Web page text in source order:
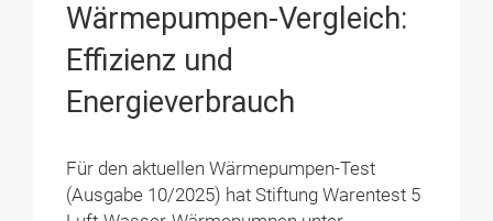
Wärmepumpen-Vergleich:
Effizienz und
Energieverbrauch
Für den aktuellen Wärmepumpen-Test
(Ausgabe 10/2025) hat Stiftung Warentest 5